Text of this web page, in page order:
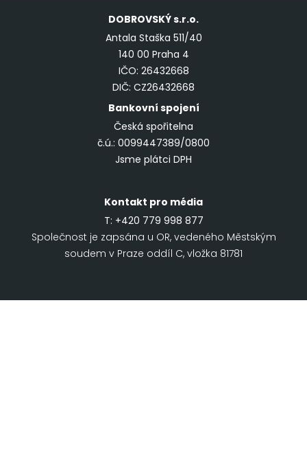
DOBROVSKÝs.r.o.
Antala Staška 511/40
140 00 Praha 4
IČO: 26432668
DIČ: CZ26432668
Bankovní spojení
Česká spořitelna
č.ú.: 0099447389/0800
Jsme plátci DPH
Kontakt pro média
T: +420 779 998 877
Společnost je zapsána u OR, vedeného Městským
soudem v Praze oddíl C, vložka 81781